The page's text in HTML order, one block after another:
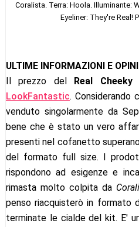
Coralista. Terra: Hoola. Illuminante:
Eyeliner: They're Real!
ULTIME INFORMAZIONI E
Il prezzo del Real
LookFantastic.
venduto singolarmente da
bene che è stato un vero
presenti nel cofanetto
del formato full size. I
rispondono ad esigenze e
rimasta molto colpita da
penso riacquisterò in formato
terminate le cialde del kit. E'